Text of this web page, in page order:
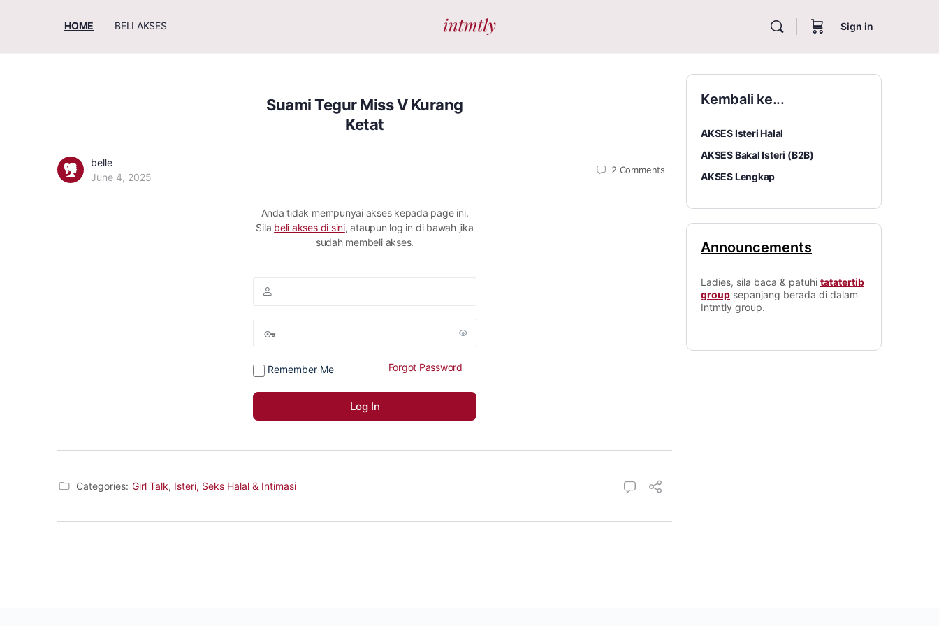
HOME BELI AKSES Sign in
Suami Tegur Miss V Kurang
Ketat
belle
June 4, 2025
2 Comments
Anda tidak mempunyai akses kepada page ini.
Sila beli akses di sini, ataupun log in di bawah jika
sudah membeli akses.
Remember Me Forgot Password
Categories: Girl Talk, Isteri, Seks Halal & Intimasi
Kembali ke...
AKSES Isteri Halal
AKSES Bakal Isteri (B2B)
AKSES Lengkap
Announcements
Ladies, sila baca & patuhi tatatertib
group sepanjang berada di dalam
Intmtly group.